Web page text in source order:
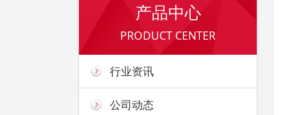
产品中心
PRODUCT CENTER
行业资讯
公司动态